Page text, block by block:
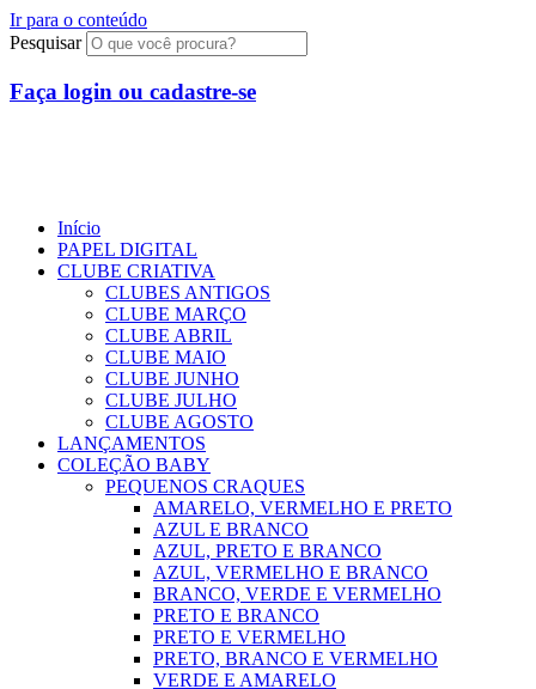
Ir para o conteúdo
Pesquisar
Faça login ou cadastre-se
Início
PAPEL DIGITAL
CLUBE CRIATIVA
CLUBES ANTIGOS
CLUBE MARÇO
CLUBE ABRIL
CLUBE MAIO
CLUBE JUNHO
CLUBE JULHO
CLUBE AGOSTO
LANÇAMENTOS
COLEÇÃO BABY
PEQUENOS CRAQUES
AMARELO, VERMELHO E PRETO
AZUL E BRANCO
AZUL, PRETO E BRANCO
AZUL, VERMELHO E BRANCO
BRANCO, VERDE E VERMELHO
PRETO E BRANCO
PRETO E VERMELHO
PRETO, BRANCO E VERMELHO
VERDE E AMARELO